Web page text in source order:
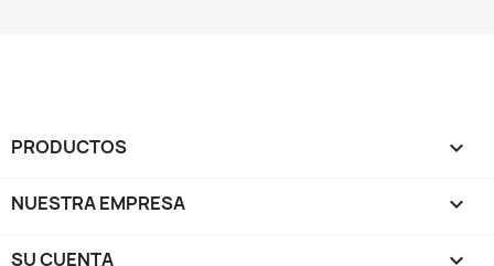
PRODUCTOS 
NUESTRA EMPRESA 
SU CUENTA 